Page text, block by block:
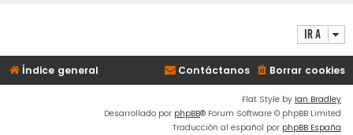
Ir a
Índice general Borrar cookies
Contáctanos
Flat Style by Ian Bradley
Desarrollado por phpBB® Forum Software © phpBB Limited
Traducción al español por phpBB España